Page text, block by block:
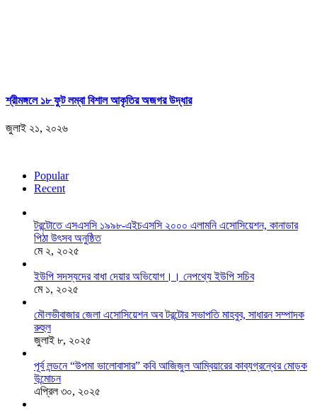
শ্রীমঙ্গলে ১৮ ফুট লম্বা বিশাল আকৃতির অজগর উদ্ধার
জুলাই ২১, ২০২৬
Popular
Recent
টরন্টোতে এসএসসি ১৯৯৮-এইচএসসি ২০০০ এলামনি এসোসিয়েশন, কানাডার
পিঠা উৎসব অনুষ্ঠিত
মে ২, ২০২৫
ইউপি সদস্যদের বাধা দেয়ার অভিযোগ।। নেপথ্যে ইউপি সচিব
মে ১, ২০২৫
মৌলভীবাজার জেলা এসোসিয়েশন অব টরন্টোর সভাপতি মাহবুব, সাধারন সম্পাদক
রুহুল
জুলাই ৮, ২০২৫
পূর্ব লন্ডনে “উপমা ভালোবাসার” কবি আজিজুল আম্বিয়ারের কাব্যগ্রন্থের মোড়ক
উন্মোচন
এপ্রিল ৩০, ২০২৫